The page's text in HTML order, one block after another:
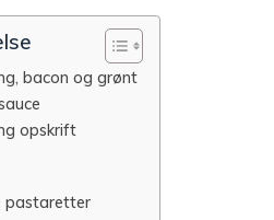
bacon og grønt
opskrift
pastaretter